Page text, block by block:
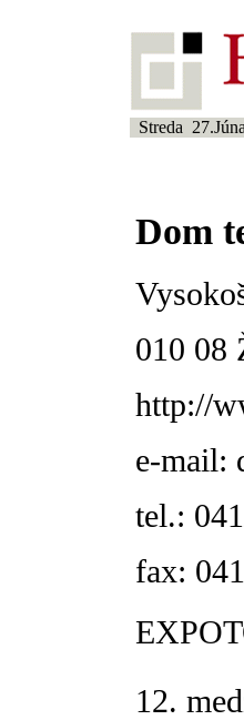
Streda
Dom
010 08
http://
e-mail:
tel.:
fax:
12.